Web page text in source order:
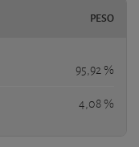
PESO
95,92 %
4,08 %